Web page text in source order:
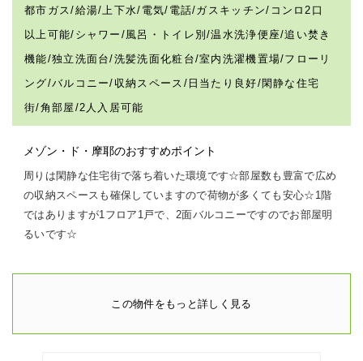
都市ガス/給湯/上下水/電気/電話/ガスキッチン/コンロ2口
以上可能/シャワー/風呂・トイレ別/温水洗浄便座/追い焚き
機能/独立洗面台/洗髪洗面化粧台/室内洗濯機置場/フローリ
ング/バルコニー/収納スペース/日当たり良好/閑静な住宅
街/角部屋/2人入居可能
メゾン・ド・摩耶のおすすめポイント
周りは閑静な住宅街で落ち着いた環境です☆部屋数も豊富で広め
の収納スペースも確保していますので荷物が多くても安心☆1階
ではありますが1フロア1戸で、2面バルコニーですのでお部屋明
るいです☆
この物件をもっと詳しく見る